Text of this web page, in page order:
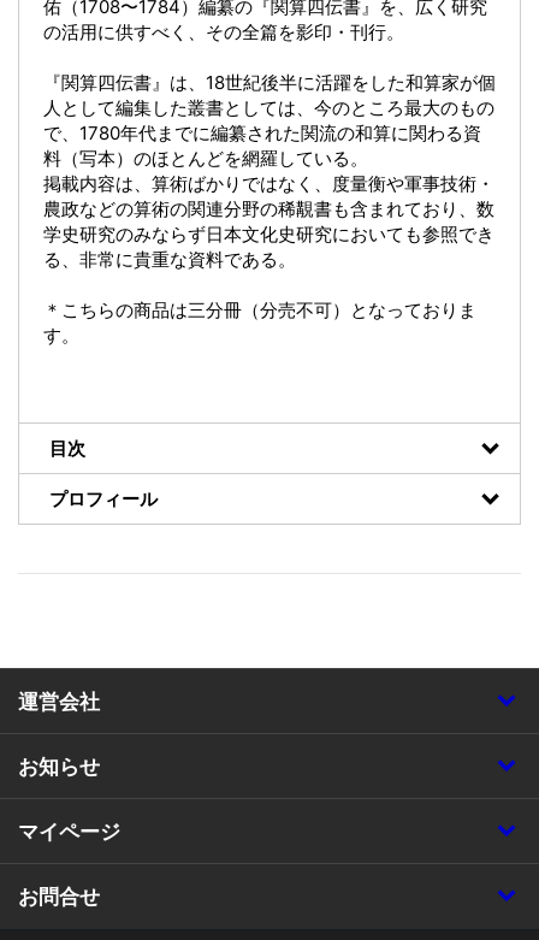
佑（1708〜1784）編纂の『関算四伝書』を、広く研究
の活用に供すべく、その全篇を影印・刊行。
『関算四伝書』は、18世紀後半に活躍をした和算家が個
人として編集した叢書としては、今のところ最大のもの
で、1780年代までに編纂された関流の和算に関わる資
料（写本）のほとんどを網羅している。
掲載内容は、算術ばかりではなく、度量衡や軍事技術・
農政などの算術の関連分野の稀覯書も含まれており、数
学史研究のみならず日本文化史研究においても参照でき
る、非常に貴重な資料である。
＊こちらの商品は三分冊（分売不可）となっておりま
す。
目次
プロフィール
運営会社
お知らせ
マイページ
お問合せ